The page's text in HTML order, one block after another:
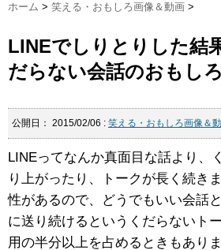
ホーム > 笑える・おもしろ画像＆動画 >
LINEでしりとりした結
だらない会話のおもし
公開日： 2015/02/06 : 笑える・おもしろ画像＆
LINEってなんか真面目な話より、
り上がったり、トークが長く続き
性があるので、どうでもいい会話
に送り続けるというくだらないト
用の半分以上を占めるときもあり